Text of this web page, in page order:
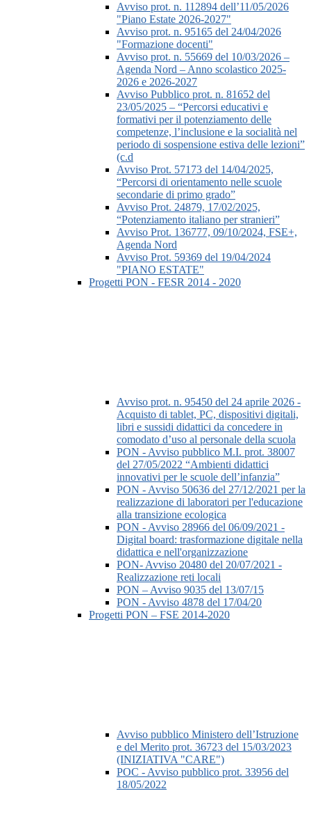
Avviso prot. n. 112894 dell’11/05/2026
"Piano Estate 2026-2027"
Avviso prot. n. 95165 del 24/04/2026
"Formazione docenti"
Avviso prot. n. 55669 del 10/03/2026 –
Agenda Nord – Anno scolastico 2025-
2026 e 2026-2027
Avviso Pubblico prot. n. 81652 del
23/05/2025 – “Percorsi educativi e
formativi per il potenziamento delle
competenze, l’inclusione e la socialità nel
periodo di sospensione estiva delle lezioni”
(c.d
Avviso Prot. 57173 del 14/04/2025,
“Percorsi di orientamento nelle scuole
secondarie di primo grado”
Avviso Prot. 24879, 17/02/2025,
“Potenziamento italiano per stranieri”
Avviso Prot. 136777, 09/10/2024, FSE+,
Agenda Nord
Avviso Prot. 59369 del 19/04/2024
"PIANO ESTATE"
Progetti PON - FESR 2014 - 2020
Avviso prot. n. 95450 del 24 aprile 2026 -
Acquisto di tablet, PC, dispositivi digitali,
libri e sussidi didattici da concedere in
comodato d’uso al personale della scuola
PON - Avviso pubblico M.I. prot. 38007
del 27/05/2022 “Ambienti didattici
innovativi per le scuole dell’infanzia”
PON - Avviso 50636 del 27/12/2021 per la
realizzazione di laboratori per l'educazione
alla transizione ecologica
PON - Avviso 28966 del 06/09/2021 -
Digital board: trasformazione digitale nella
didattica e nell'organizzazione
PON- Avviso 20480 del 20/07/2021 -
Realizzazione reti locali
PON – Avviso 9035 del 13/07/15
PON - Avviso 4878 del 17/04/20
Progetti PON – FSE 2014-2020
Avviso pubblico Ministero dell’Istruzione
e del Merito prot. 36723 del 15/03/2023
(INIZIATIVA "CARE")
POC - Avviso pubblico prot. 33956 del
18/05/2022